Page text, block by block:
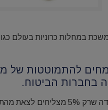
במחלות כרוניות בעולם
להתמוטטות של
בחברות הביטוח.
למרות התמונה המצערת